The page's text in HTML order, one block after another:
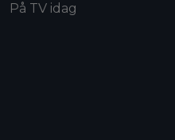
På TV idag